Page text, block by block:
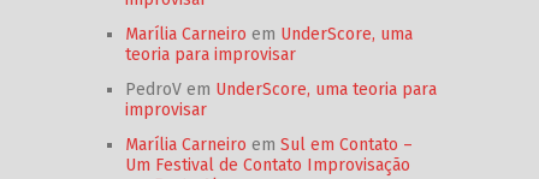
Marília Carneiro em UnderScore, uma
teoria para improvisar
PedroV em UnderScore, uma teoria para
improvisar
Marília Carneiro em Sul em Contato –
Um Festival de Contato Improvisação